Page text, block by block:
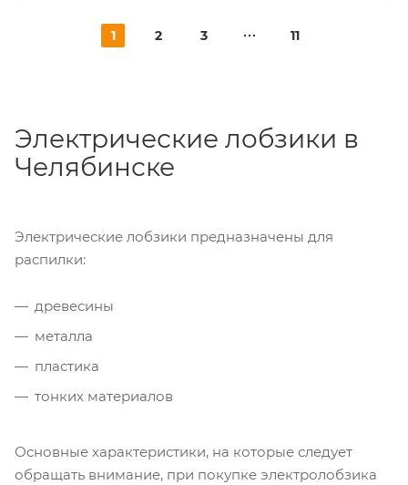
1 2 3 11
Электрические лобзики в
Челябинске
Электрические лобзики предназначены для
распилки:
древесины
металла
пластика
тонких материалов
Основные характеристики, на которые следует
обращать внимание, при покупке электролобзика